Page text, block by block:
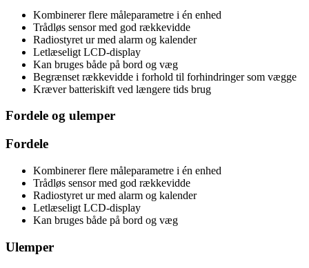
Kombinerer flere måleparametre i én enhed
Trådløs sensor med god rækkevidde
Radiostyret ur med alarm og kalender
Letlæseligt LCD-display
Kan bruges både på bord og væg
Begrænset rækkevidde i forhold til forhindringer som vægge
Kræver batteriskift ved længere tids brug
Fordele og ulemper
Fordele
Kombinerer flere måleparametre i én enhed
Trådløs sensor med god rækkevidde
Radiostyret ur med alarm og kalender
Letlæseligt LCD-display
Kan bruges både på bord og væg
Ulemper